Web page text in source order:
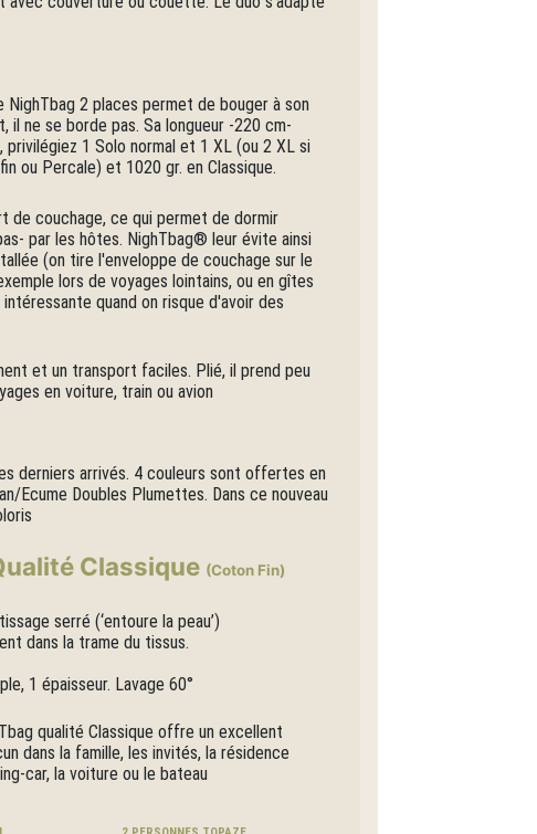
2 places permet de bouger à son
ne se borde pas. Sa longueur -220 cm-
1 Solo normal et 1 XL (ou 2 XL si
ou Percale) et 1020 gr. en Classique.
de couchage, ce qui permet de dormir
par les hôtes. NighTbag® leur évite ainsi
(on tire l'enveloppe de couchage sur le
lors de voyages lointains, ou en gîtes
quand on risque d'avoir des
et un transport faciles. Plié, il prend peu
en voiture, train ou avion
derniers arrivés. 4 couleurs sont offertes en
Ecume Doubles Plumettes. Dans ce nouveau
Classique (Coton Fin)
serré (‘entoure la peau’)
dans la trame du tissus.
1 épaisseur. Lavage 60°
qualité Classique offre un excellent
dans la famille, les invités, la résidence
car, la voiture ou le bateau